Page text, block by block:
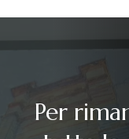
RAEE
Sanzioni
Per